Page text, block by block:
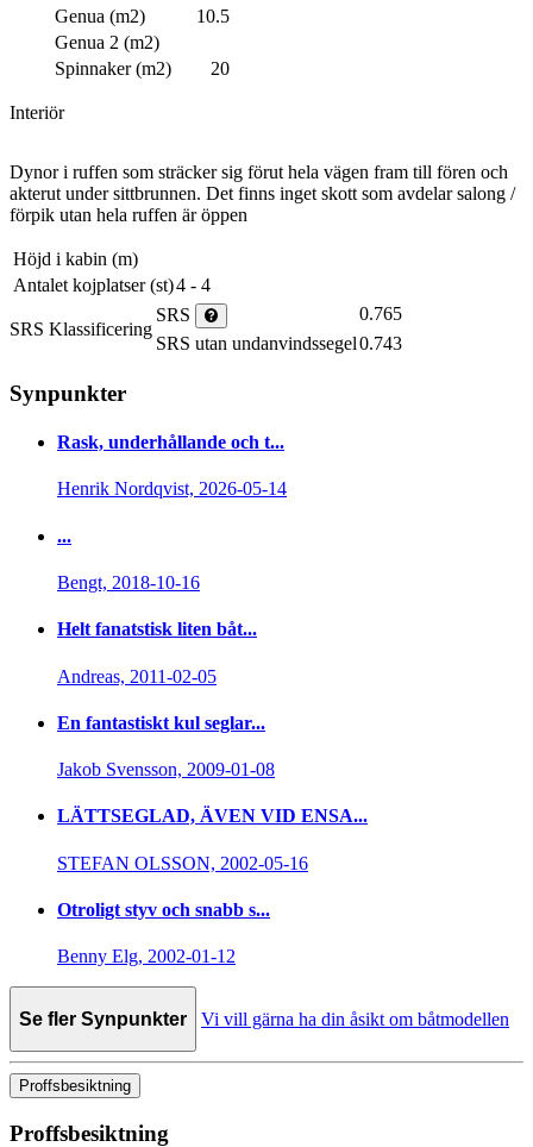
Genua (m2)
10.5
Genua 2 (m2)
Spinnaker (m2)
20
Interiör
Dynor i ruffen som sträcker sig förut hela vägen fram till fören och
akterut under sittbrunnen. Det finns inget skott som avdelar salong /
förpik utan hela ruffen är öppen
Höjd i kabin (m)
Antalet kojplatser (st)4 - 4
SRS Klassificering
SRS
0.765
SRS utan undanvindssegel0.743
Synpunkter
Rask, underhållande och t...
Henrik Nordqvist, 2026-05-14
...
Bengt, 2018-10-16
Helt fanatstisk liten båt...
Andreas, 2011-02-05
En fantastiskt kul seglar...
Jakob Svensson, 2009-01-08
LÄTTSEGLAD, ÄVEN VID ENSA...
STEFAN OLSSON, 2002-05-16
Otroligt styv och snabb s...
Benny Elg, 2002-01-12
Se fler Synpunkter Vi vill gärna ha din åsikt om båtmodellen
Proffsbesiktning
Proffsbesiktning